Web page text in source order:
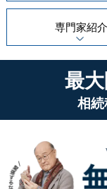
専門家紹介
最
相